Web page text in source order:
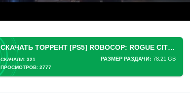
СКАЧАТЬ ТОРРЕНТ [PS5] ROBOCOP: ROGUE CITY (PPSA05060) [1.005.000] (РУССКАЯ ОЗВУЧКА)
РАЗМЕР РАЗДАЧИ: 78.21 GB
СКАЧАЛИ: 321
ПРОСМОТРОВ: 2777